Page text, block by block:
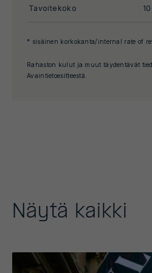
Tavoitekoko
* sisäinen korkokanta/internal rate of
Rahaston kulut ja muut täydentävät
Avaintietoesitteestä.
Näytä kaikki